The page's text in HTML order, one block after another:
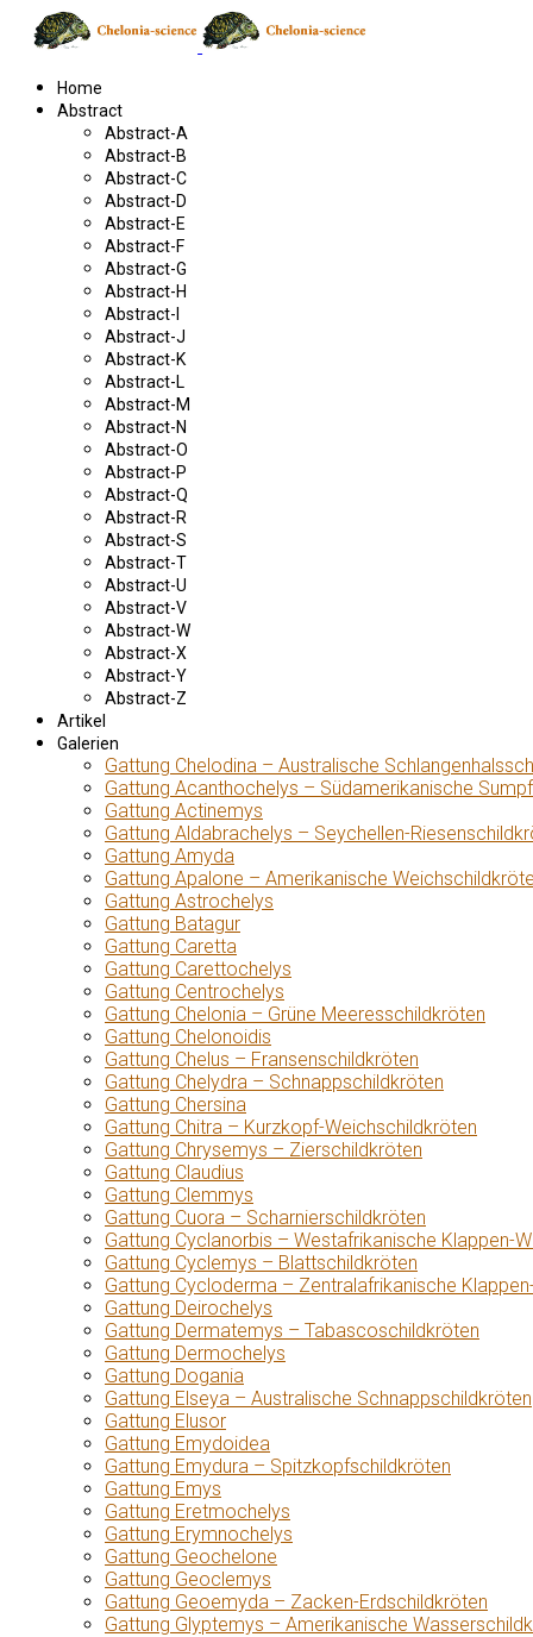
Home
Abstract
Abstract-A
Abstract-B
Abstract-C
Abstract-D
Abstract-E
Abstract-F
Abstract-G
Abstract-H
Abstract-I
Abstract-J
Abstract-K
Abstract-L
Abstract-M
Abstract-N
Abstract-O
Abstract-P
Abstract-Q
Abstract-R
Abstract-S
Abstract-T
Abstract-U
Abstract-V
Abstract-W
Abstract-X
Abstract-Y
Abstract-Z
Artikel
Galerien
Gattung Chelodina – Australische
Gattung Acanthochelys – Südamerikanische
Gattung Actinemys
Gattung Aldabrachelys – Seychellen-
Gattung Amyda
Gattung Apalone – Amerikanische
Gattung Astrochelys
Gattung Batagur
Gattung Caretta
Gattung Carettochelys
Gattung Centrochelys
Gattung Chelonia – Grüne Meeresschildkröten
Gattung Chelonoidis
Gattung Chelus – Fransenschildkröten
Gattung Chelydra – Schnappschildkröten
Gattung Chersina
Gattung Chitra – Kurzkopf-Weichschildkröten
Gattung Chrysemys – Zierschildkröten
Gattung Claudius
Gattung Clemmys
Gattung Cuora – Scharnierschildkröten
Gattung Cyclanorbis – Westafrikanische Klappen-
Gattung Cyclemys – Blattschildkröten
Gattung Cycloderma – Zentralafrikanische
Gattung Deirochelys
Gattung Dermatemys – Tabascoschildkröten
Gattung Dermochelys
Gattung Dogania
Gattung Elseya – Australische Schnappschildkröten
Gattung Elusor
Gattung Emydoidea
Gattung Emydura – Spitzkopfschildkröten
Gattung Emys
Gattung Eretmochelys
Gattung Erymnochelys
Gattung Geochelone
Gattung Geoclemys
Gattung Geoemyda – Zacken-Erdschildkröten
Gattung Glyptemys – Amerikanische